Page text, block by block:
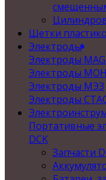
Щетки
Электроды
Электроды
Электроды
Электроды МЭЗ
Электроды
Портативные
DCK
Запчасти